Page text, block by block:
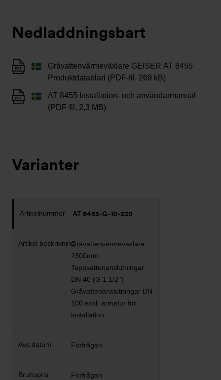
Nedladdningsbart
Gråvattenvärmeväxlare GEISER AT 8455
Produktdatablad (PDF-fil, 269 kB)
AT 8455 Installation- och användarmanual
(PDF-fil, 2,3 MB)
Varianter
AT 8455-G-10-230
Gråvattenvärmeväxlare
2300mm
Tappvattenanslutningar
DN 40 (G 1 1/2'')
Gråvattenanslutningar DN
100 exkl. armatur för
installation
Förfrågan
Förfrågan